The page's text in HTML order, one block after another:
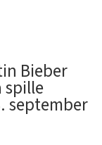
Bieber
spille
september